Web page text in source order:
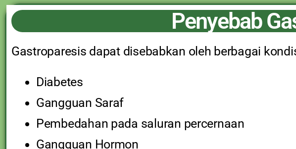
Penyebab
Gastroparesis dapat disebabkan oleh berbagai
Diabetes
Gangguan Saraf
Pembedahan pada saluran percernaan
Gangguan Hormon